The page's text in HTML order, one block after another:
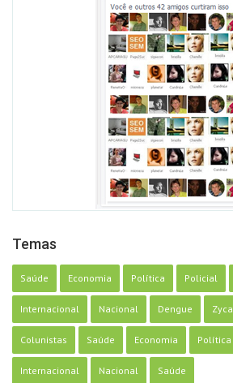
Temas
Saúde Economia Política Policial
Internacional Nacional Dengue Zyca
Colunistas Saúde Economia Política
Internacional Nacional Saúde